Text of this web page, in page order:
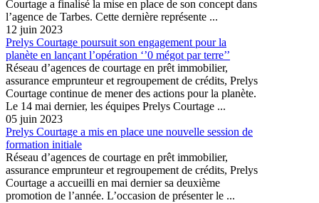
Courtage a finalisé la mise en place de son concept dans
l’agence de Tarbes. Cette dernière représente ...
12 juin 2023
Prelys Courtage poursuit son engagement pour la
planète en lançant l’opération ‘’0 mégot par terre’’
Réseau d’agences de courtage en prêt immobilier,
assurance emprunteur et regroupement de crédits, Prelys
Courtage continue de mener des actions pour la planète.
Le 14 mai dernier, les équipes Prelys Courtage ...
05 juin 2023
Prelys Courtage a mis en place une nouvelle session de
formation initiale
Réseau d’agences de courtage en prêt immobilier,
assurance emprunteur et regroupement de crédits, Prelys
Courtage a accueilli en mai dernier sa deuxième
promotion de l’année. L’occasion de présenter le ...